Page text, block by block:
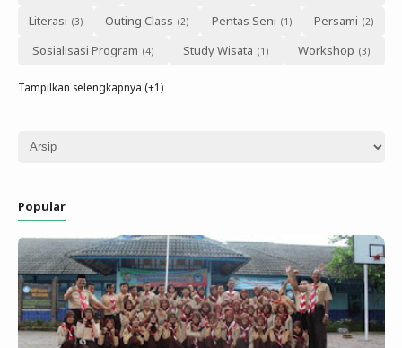
Literasi
Outing Class Pentas Seni
Persami
Sosialisasi Program
Study Wisata Workshop
Tampilkan selengkapnya (+1)
Popular